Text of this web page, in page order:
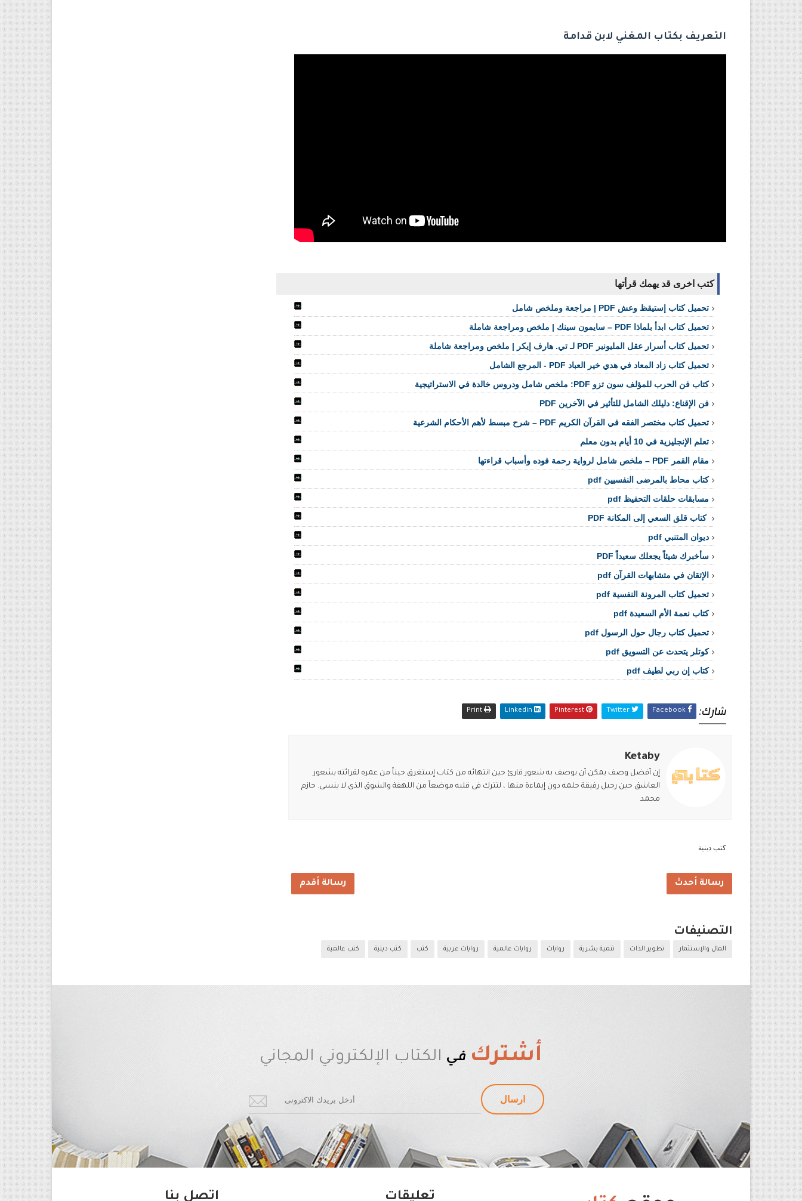
التعريف بكتاب المغني لابن قدامة
كتب اخرى قد يهمك قرأتها
تحميل كتاب إستيقظ وعش PDF | مراجعة وملخص شامل
تحميل كتاب ابدأ بلماذا PDF – سايمون سينك | ملخص ومراجعة شاملة
تحميل كتاب أسرار عقل المليونير PDF لـ تي. هارف إيكر | ملخص ومراجعة شاملة
تحميل كتاب زاد المعاد في هدي خير العباد PDF - المرجع الشامل
كتاب فن الحرب للمؤلف سون تزو PDF: ملخص شامل ودروس خالدة في الاستراتيجية
فن الإقناع: دليلك الشامل للتأثير في الآخرين PDF
تحميل كتاب مختصر الفقه في القرآن الكريم PDF – شرح مبسط لأهم الأحكام الشرعية
تعلم الإنجليزية في 10 أيام بدون معلم
مقام القمر PDF – ملخص شامل لرواية رحمة فوده وأسباب قراءتها
كتاب محاط بالمرضى النفسيين pdf
مسابقات حلقات التحفيظ pdf
كتاب قلق السعي إلى المكانة PDF
ديوان المتنبي pdf
سأخبرك شيئاً يجعلك سعيداً PDF
الإتقان في متشابهات القرآن pdf
تحميل كتاب المرونة النفسية pdf
كتاب نعمة الأم السعيدة pdf
تحميل كتاب رجال حول الرسول pdf
كوتلر يتحدث عن التسويق pdf
كتاب إن ربي لطيف pdf
شارك:
Ketaby
إن أفضل وصف يمكن أن يوصف به شعور قارئ حين انتهائه من كتاب إستغرق حيناً من عمره لقرائته بشعور
العاشق حين رحيل رفيقة حلمه دون إيماءة منها ، لتترك فى قلبه موضعاً من اللهفة والشوق الذى لا ينسى. حازم
محمد
كتب دينية
رسالة أحدث رسالة أقدم
التصنيفات
المال والإستثمار تطوير الذات تنمية بشرية روايات روايات عالمية روايات عربية كتب كتب دينية كتب عالمية
أشترك في الكتاب الإلكتروني المجاني
تعليقات اتصل بنا